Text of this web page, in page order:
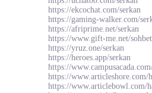
https://ekcochat.com/serkan
https://gaming-walker.com/
https://afriprime.net/serkan
https://www.gift-me.net/sohbet
https://yruz.one/serkan
https://heroes.app/serkan
https://
https://www.articleshore.com/
https://www.articlebowl.com/